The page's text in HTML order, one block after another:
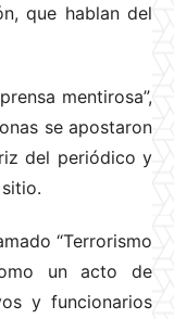
que hablan del
mentirosa”,
se apostaron
del periódico y
“Terrorismo
un acto de
y funcionarios